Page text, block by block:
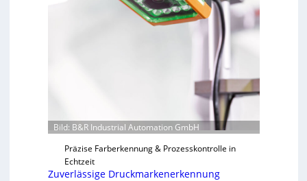
Bild: B&R Industrial Automation GmbH
Präzise Farberkennung & Prozesskontrolle in
Echtzeit
Zuverlässige Druckmarkenerkennung